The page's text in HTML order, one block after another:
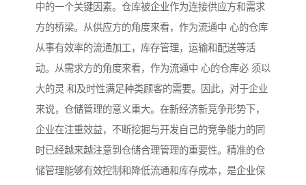
中的一个关键因素。仓库被企业作为连接供应方和需求
方的桥梁。从供应方的角度来看，作为流通中 心的仓库
从事有效率的流通加工，库存管理，运输和配送等活
动。从需求方的角度来看，作为流通中 心的仓库必 须以
大的灵 和及时性满足种类顾客的需要。因此，对于企业
来说，仓储管理的意义重大。在新经济新竞争形势下，
企业在注重效益，不断挖掘与开发自己的竞争能力的同
时已经越来越注意到仓储合理管理的重要性。精准的仓
储管理能够有效控制和降低流通和库存成本，是企业保